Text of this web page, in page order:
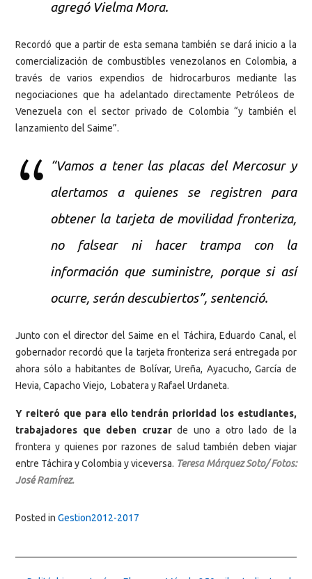
agregó Vielma Mora.
Recordó que a partir de esta semana también se dará inicio a la
comercialización de combustibles venezolanos en Colombia, a
través de varios expendios de hidrocarburos mediante las
negociaciones que ha adelantado directamente Petróleos de
Venezuela con el sector privado de Colombia “y también el
lanzamiento del Saime”.
“Vamos a tener las placas del Mercosur y
alertamos a quienes se registren para
obtener la tarjeta de movilidad fronteriza,
no falsear ni hacer trampa con la
información que suministre, porque si así
ocurre, serán descubiertos”, sentenció.
Junto con el director del Saime en el Táchira, Eduardo Canal, el
gobernador recordó que la tarjeta fronteriza será entregada por
ahora sólo a habitantes de Bolívar, Ureña, Ayacucho, García de
Hevia, Capacho Viejo, Lobatera y Rafael Urdaneta.
Y reiteró que para ello tendrán prioridad los estudiantes,
trabajadores que deben cruzarde uno a otro lado de la
frontera y quienes por razones de salud también deben viajar
entre Táchira y Colombia y viceversa. Teresa Márquez Soto/ Fotos:
José Ramírez.
Posted in Gestion2012-2017